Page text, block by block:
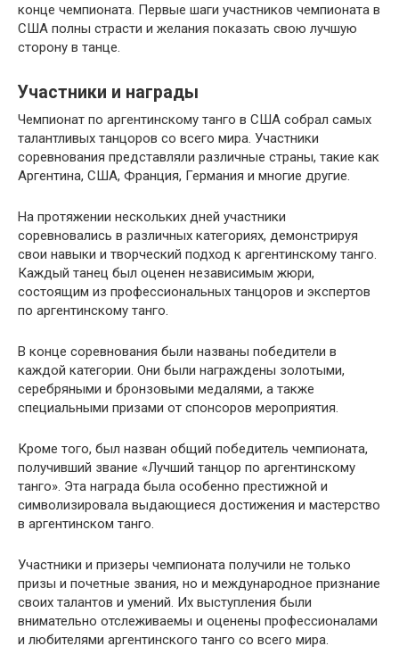
конце чемпионата. Первые шаги участников чемпионата в
США полны страсти и желания показать свою лучшую
сторону в танце.
Участники и награды
Чемпионат по аргентинскому танго в США собрал самых
талантливых танцоров со всего мира. Участники
соревнования представляли различные страны, такие как
Аргентина, США, Франция, Германия и многие другие.
На протяжении нескольких дней участники
соревновались в различных категориях, демонстрируя
свои навыки и творческий подход к аргентинскому танго.
Каждый танец был оценен независимым жюри,
состоящим из профессиональных танцоров и экспертов
по аргентинскому танго.
В конце соревнования были названы победители в
каждой категории. Они были награждены золотыми,
серебряными и бронзовыми медалями, а также
специальными призами от спонсоров мероприятия.
Кроме того, был назван общий победитель чемпионата,
получивший звание «Лучший танцор по аргентинскому
танго». Эта награда была особенно престижной и
символизировала выдающиеся достижения и мастерство
в аргентинском танго.
Участники и призеры чемпионата получили не только
призы и почетные звания, но и международное признание
своих талантов и умений. Их выступления были
внимательно отслеживаемы и оценены профессионалами
и любителями аргентинского танго со всего мира.